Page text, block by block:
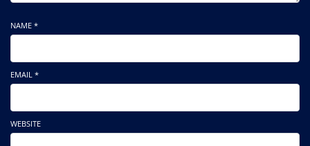
NAME *
EMAIL *
WEBSITE